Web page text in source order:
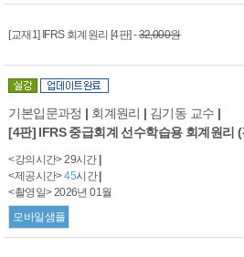
[교재1] IFRS 회계원리 [4판] -32,000원
기본입문과정 | 회계원리 | 김기동 교수 |
[4판] IFRS 중급회계 선수학습용 회계원리 (
<강의시간> 29시간
<제공시간>45시간
<촬영일> 2026년 01월
모바일샘플